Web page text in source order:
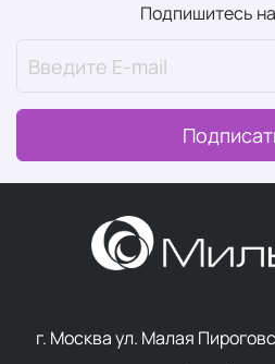
Подпишитесь
г. Москва ул. Малая